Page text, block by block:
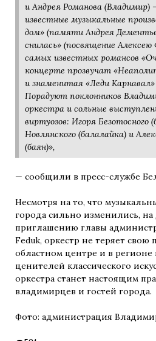
и Андрея Романова (Владимир)
известные музыкальные
дом» (памяти Андрея
снилась» (посвящение Алексею
самых известных романсов
концерте прозвучат
и знаменитая «Леди
Порадуют поклонников
оркестра и сольные
виртуозов: Игоря
Новлянского (балалайка) и
(баян)»,
— сообщили в пресс-службе
Несмотря на то, что
города сильно изменились, на
приглашению главы
Feduk, оркестр не теряет свою
областном центре и в регионе
ценителей классического
оркестра станет настоящим
владимирцев и гостей города.
Фото: администрация